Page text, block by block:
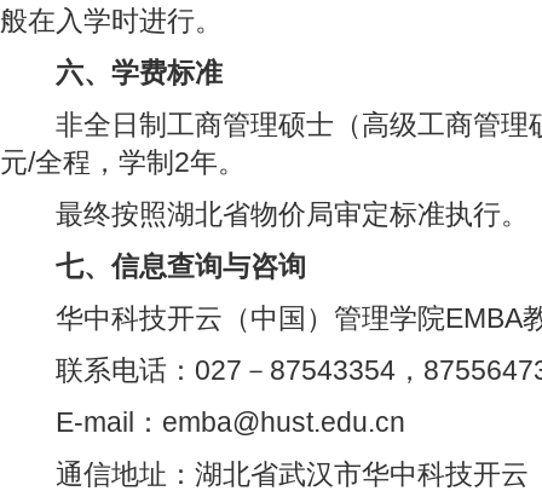
般在入学时进行。
六、学费标准
非全日制工商管理硕士（高级工商管理
元/全程，学制2年。
最终按照湖北省物价局审定标准执行。
七、信息查询与咨询
华中科技开云（中国）管理学院EMBA
联系电话：027－87543354，
E-mail：emba@hust.edu.cn
通信地址：湖北省武汉市华中科技开云